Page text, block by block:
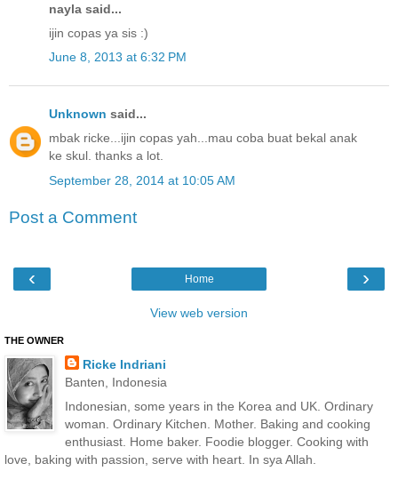
nayla said...
ijin copas ya sis :)
June 8, 2013 at 6:32 PM
Unknown said...
mbak ricke...ijin copas yah...mau coba buat bekal anak
ke skul. thanks a lot.
September 28, 2014 at 10:05 AM
Post a Comment
‹ ›
Home
View web version
THE OWNER
Ricke Indriani
Banten, Indonesia
Indonesian, some years in the Korea and UK. Ordinary
woman. Ordinary Kitchen. Mother. Baking and cooking
enthusiast. Home baker. Foodie blogger. Cooking with
love, baking with passion, serve with heart. In sya Allah.